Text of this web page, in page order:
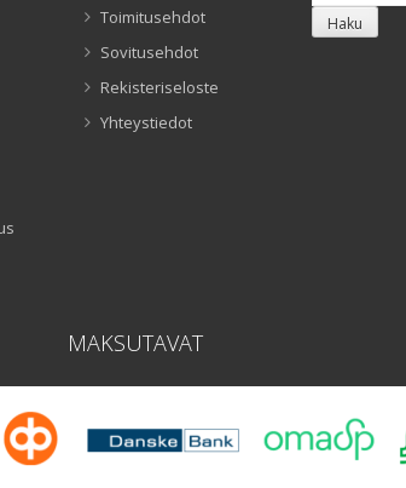
Toimitusehdot
Sovitusehdot
Rekisteriseloste
Yhteystiedot
Haku
MAKSUTAVAT